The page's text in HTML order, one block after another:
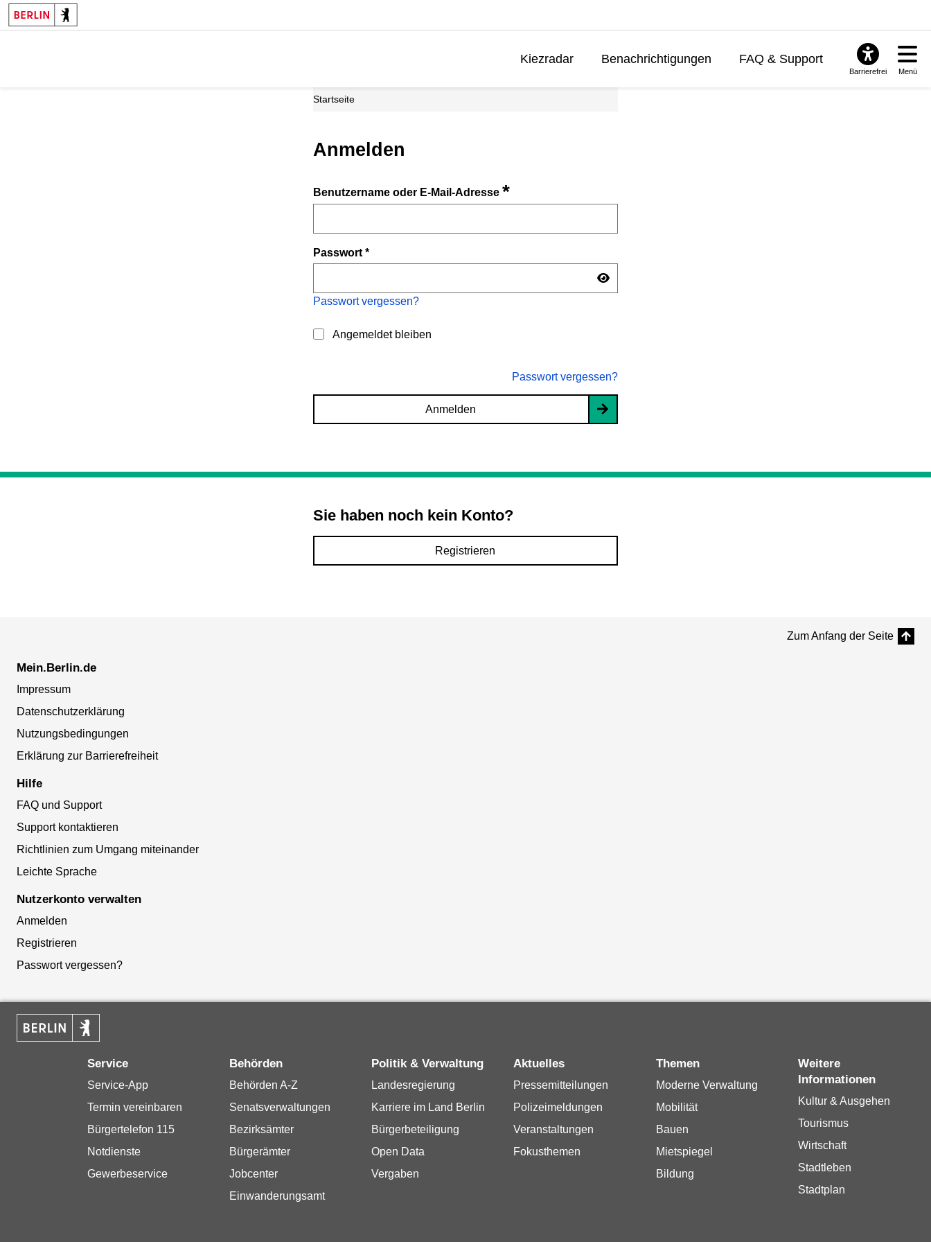
Kiezradar Benachrichtigungen FAQ & Support
Barrierefrei Menü
Startseite
Anmelden
Benutzername oder E-Mail-Adresse*
Passwort*
Passwort vergessen?
Angemeldet bleiben
Passwort vergessen?
Anmelden
Sie haben noch kein Konto?
Registrieren
Zum Anfang der Seite
Mein.Berlin.de
Impressum
Datenschutzerklärung
Nutzungsbedingungen
Erklärung zur Barrierefreiheit
Hilfe
FAQ und Support
Support kontaktieren
Richtlinien zum Umgang miteinander
Leichte Sprache
Nutzerkonto verwalten
Anmelden
Registrieren
Passwort vergessen?
Service
Service-App
Termin vereinbaren
Bürgertelefon 115
Notdienste
Gewerbeservice
Behörden
Behörden A-Z
Senatsverwaltungen
Bezirksämter
Bürgerämter
Jobcenter
Einwanderungsamt
Politik & Verwaltung
Landesregierung
Karriere im Land Berlin
Bürgerbeteiligung
Open Data
Vergaben
Aktuelles
Pressemitteilungen
Polizeimeldungen
Veranstaltungen
Fokusthemen
Themen
Moderne Verwaltung
Mobilität
Bauen
Mietspiegel
Bildung
Weitere
Informationen
Kultur & Ausgehen
Tourismus
Wirtschaft
Stadtleben
Stadtplan